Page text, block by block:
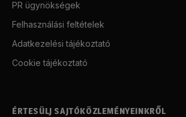
PR ügynökségek
Felhasználási feltételek
Adatkezelési tájékoztató
Cookie tájékoztató
ÉRTESÜLJ SAJTÓKÖZLEMÉNYEINKRŐL